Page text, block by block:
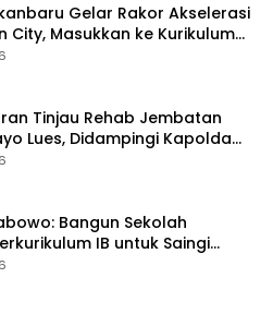
Gelar Rakor Akselerasi
City, Masukkan ke Kurikulum
Tinjau Rehab Jembatan
Lues, Didampingi Kapolda
Bangun Sekolah
IB untuk Saingi